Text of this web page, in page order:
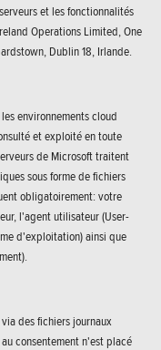
et les fonctionnalités
Operations Limited, One
Dublin 18, Irlande.
environnements cloud
et exploité en toute
de Microsoft traitent
sous forme de fichiers
obligatoirement: votre
l'agent utilisateur (User-
d'exploitation) ainsi que
des fichiers journaux
consentement n'est placé